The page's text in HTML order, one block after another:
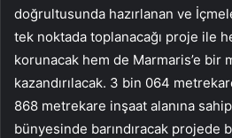
doğrultusunda hazırlanan ve
tek noktada toplanacağı proje ile
korunacak hem de Marmaris’e bir
kazandırılacak. 3 bin 064
868 metrekare inşaat alanına
bünyesinde barındıracak projede